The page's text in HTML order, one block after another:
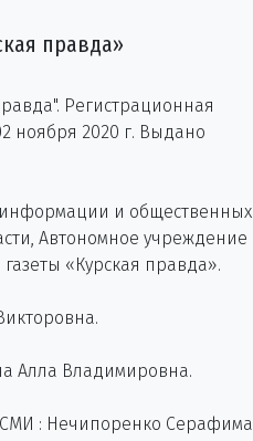
правда»
Регистрационная
ноября 2020 г. Выдано
и общественных
Автономное учреждение
«Курская правда».
Алла Владимировна.
: Нечипоренко Серафима